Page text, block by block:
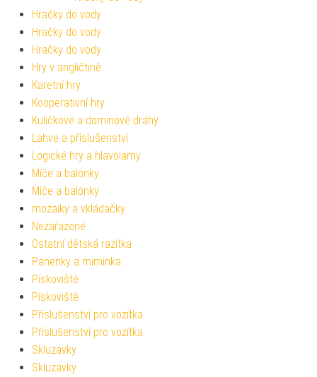
Hračky do vody
Hračky do vody
Hračky do vody
Hry v angličtině
Karetní hry
Kooperativní hry
Kuličkové a dominové dráhy
Lahve a příslušenství
Logické hry a hlavolamy
Míče a balónky
Míče a balónky
mozaiky a vkládačky
Nezařazené
Ostatní dětská razítka
Panenky a miminka
Pískoviště
Pískoviště
Příslušenství pro vozítka
Příslušenství pro vozítka
Skluzavky
Skluzavky